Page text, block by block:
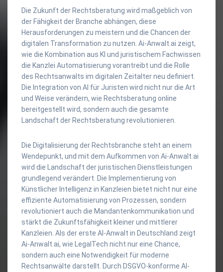
Die Zukunft der Rechtsberatung wird maßgeblich von
der Fähigkeit der Branche abhängen, diese
Herausforderungen zu meistern und die Chancen der
digitalen Transformation zu nutzen. Ai-Anwalt.ai zeigt,
wie die Kombination aus KI und juristischem Fachwissen
die Kanzlei Automatisierung vorantreibt und die Rolle
des Rechtsanwalts im digitalen Zeitalter neu definiert.
Die Integration von AI für Juristen wird nicht nur die Art
und Weise verändern, wie Rechtsberatung online
bereitgestellt wird, sondern auch die gesamte
Landschaft der Rechtsberatung revolutionieren.
Die Digitalisierung der Rechtsbranche steht an einem
Wendepunkt, und mit dem Aufkommen von Ai-Anwalt.ai
wird die Landschaft der juristischen Dienstleistungen
grundlegend verändert. Die Implementierung von
Künstlicher Intelligenz in Kanzleien bietet nicht nur eine
effiziente Automatisierung von Prozessen, sondern
revolutioniert auch die Mandantenkommunikation und
stärkt die Zukunftsfähigkeit kleiner und mittlerer
Kanzleien. Als der erste AI-Anwalt in Deutschland zeigt
Ai-Anwalt.ai, wie LegalTech nicht nur eine Chance,
sondern auch eine Notwendigkeit für moderne
Rechtsanwälte darstellt. Durch DSGVO-konforme AI-